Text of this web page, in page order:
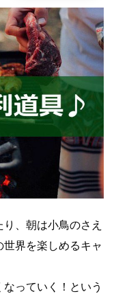
、朝は小鳥のさえ
界を楽しめるキャ
っていく！という